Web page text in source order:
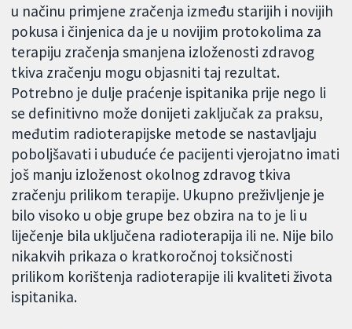
u načinu primjene zračenja između starijih i novijih
pokusa i činjenica da je u novijim protokolima za
terapiju zračenja smanjena izloženosti zdravog
tkiva zračenju mogu objasniti taj rezultat.
Potrebno je dulje praćenje ispitanika prije nego li
se definitivno može donijeti zaključak za praksu,
međutim radioterapijske metode se nastavljaju
poboljšavati i ubuduće će pacijenti vjerojatno imati
još manju izloženost okolnog zdravog tkiva
zračenju prilikom terapije. Ukupno preživljenje je
bilo visoko u obje grupe bez obzira na to je li u
liječenje bila uključena radioterapija ili ne. Nije bilo
nikakvih prikaza o kratkoročnoj toksičnosti
prilikom korištenja radioterapije ili kvaliteti života
ispitanika.